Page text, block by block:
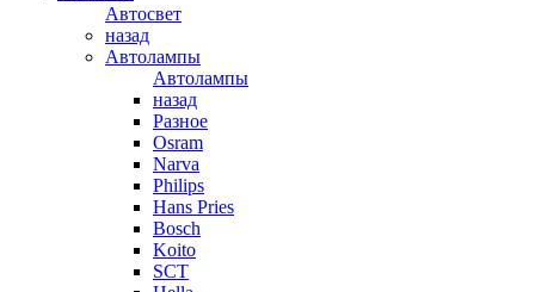
Автосвет
назад
Автолампы
Автолампы
назад
Разное
Osram
Narva
Philips
Hans Pries
Bosch
Koito
SCT